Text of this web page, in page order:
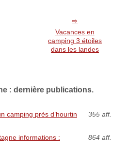
Vacances en
camping 3 étoiles
dans les landes
: dernière publications.
camping près d’hourtin
355 aff.
informations :
864 aff.